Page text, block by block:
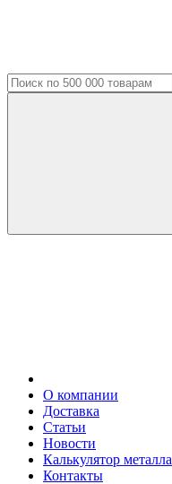
О компании
Доставка
Статьи
Новости
Калькулятор металла
Контакты